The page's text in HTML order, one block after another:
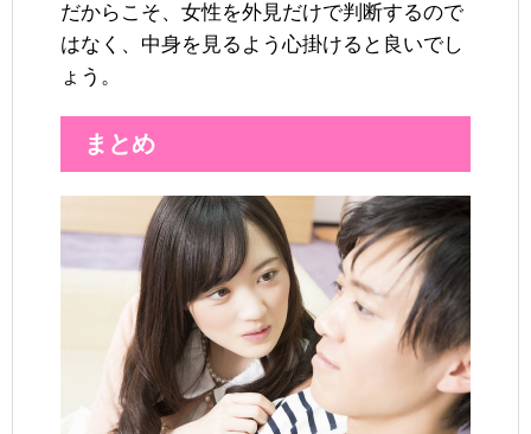
だからこそ、女性を外見だけで判断するので
はなく、中身を見るよう心掛けると良いでし
ょう。
まとめ